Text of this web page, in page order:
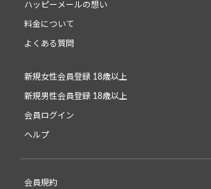
ハッピーメールの想い
料金について
よくある質問
新規女性会員登録 18歳以上
新規男性会員登録 18歳以上
会員ログイン
ヘルプ
会員規約